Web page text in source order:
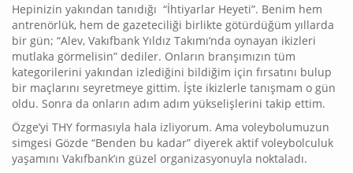
Hepinizin yakından tanıdığı “İhtiyarlar Heyeti”. Benim hem
antrenörlük, hem de gazeteciliği birlikte götürdüğüm yıllarda
bir gün; “Alev, Vakıfbank Yıldız Takımı’nda oynayan ikizleri
mutlaka görmelisin” dediler. Onların branşımızın tüm
kategorilerini yakından izlediğini bildiğim için fırsatını bulup
bir maçlarını seyretmeye gittim. İşte ikizlerle tanışmam o gün
oldu. Sonra da onların adım adım yükselişlerini takip ettim.
Özge’yi THY formasıyla hala izliyorum. Ama voleybolumuzun
simgesi Gözde “Benden bu kadar” diyerek aktif voleybolculuk
yaşamını Vakıfbank’ın güzel organizasyonuyla noktaladı.